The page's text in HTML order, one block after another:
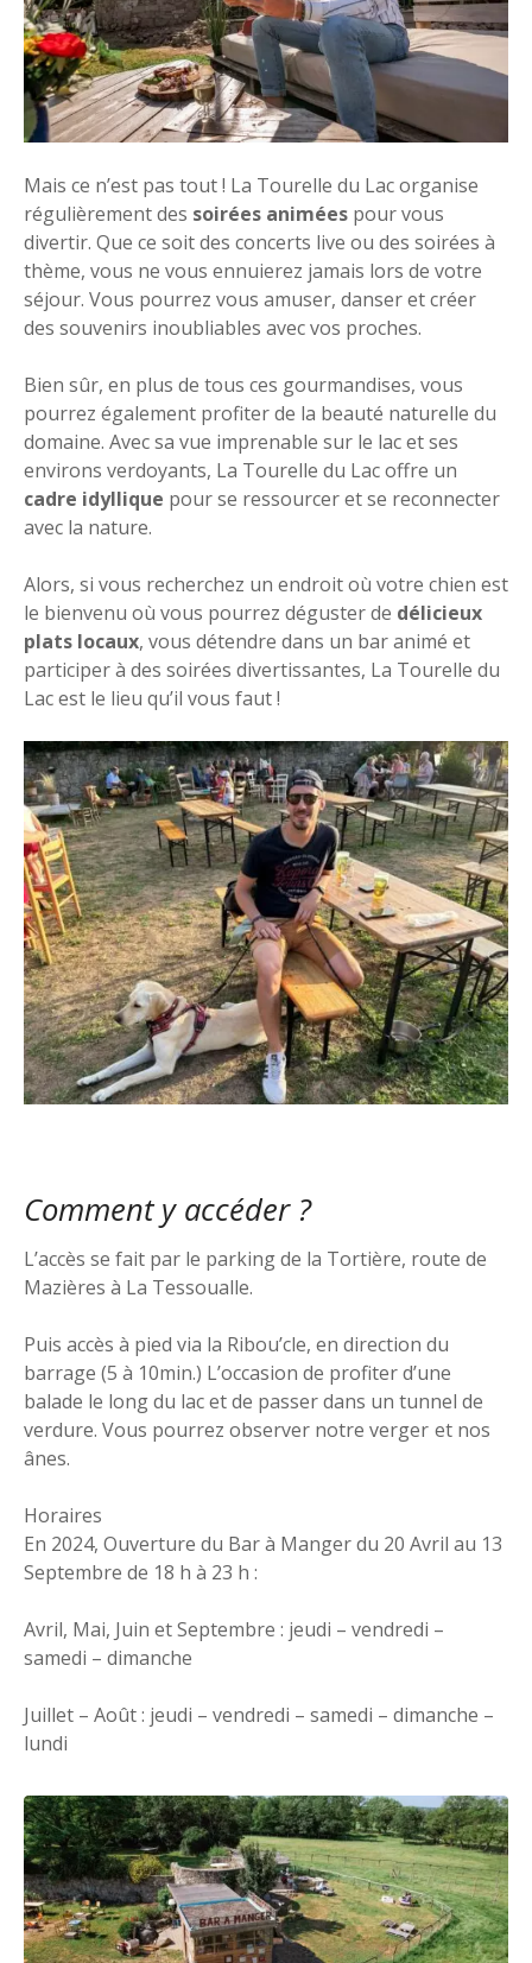
Mais ce n’est pas tout ! La Tourelle du Lac organise
régulièrement des soirées animées pour vous
divertir. Que ce soit des concerts live ou des soirées à
thème, vous ne vous ennuierez jamais lors de votre
séjour. Vous pourrez vous amuser, danser et créer
des souvenirs inoubliables avec vos proches.
Bien sûr, en plus de tous ces gourmandises, vous
pourrez également profiter de la beauté naturelle du
domaine. Avec sa vue imprenable sur le lac et ses
environs verdoyants, La Tourelle du Lac offre un
cadre idyllique pour se ressourcer et se reconnecter
avec la nature.
Alors, si vous recherchez un endroit où votre chien est
le bienvenu où vous pourrez déguster de délicieux
plats locaux, vous détendre dans un bar animé et
participer à des soirées divertissantes, La Tourelle du
Lac est le lieu qu’il vous faut !
Comment y accéder ?
L’accès se fait par le parking de la Tortière, route de
Mazières à La Tessoualle.
Puis accès à pied via la Ribou’cle, en direction du
barrage (5 à 10min.) L’occasion de profiter d’une
balade le long du lac et de passer dans un tunnel de
verdure. Vous pourrez observer notre verger et nos
ânes.
Horaires
En 2024, Ouverture du Bar à Manger du 20 Avril au 13
Septembre de 18 h à 23 h :
Avril, Mai, Juin et Septembre : jeudi – vendredi –
samedi – dimanche
Juillet – Août : jeudi – vendredi – samedi – dimanche –
lundi